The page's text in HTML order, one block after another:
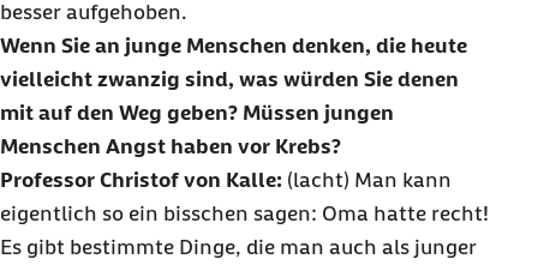
besser aufgehoben.
Wenn Sie an junge Menschen denken, die heute
vielleicht zwanzig sind, was würden Sie denen
mit auf den Weg geben? Müssen jungen
Menschen Angst haben vor Krebs?
Professor Christof von Kalle: (lacht) Man kann
eigentlich so ein bisschen sagen: Oma hatte recht!
Es gibt bestimmte Dinge, die man auch als junger